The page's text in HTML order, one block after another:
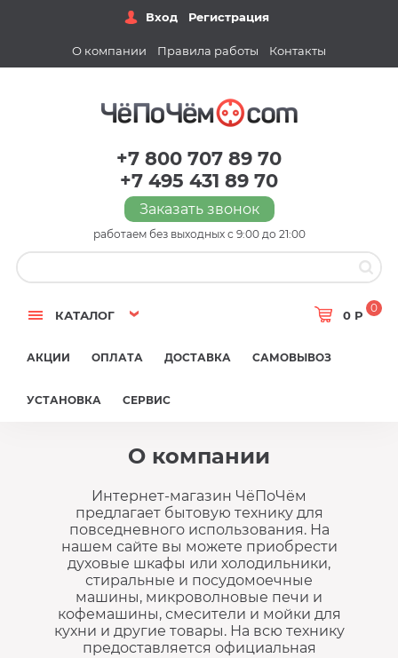
Вход Регистрация
О компании Правила работы Контакты
+7 800 707 89 70
+7 495 431 89 70
Заказать звонок
работаем без выходных с 9:00 до 21:00
КАТАЛОГ 0 Р
0
АКЦИИ ОПЛАТА ДОСТАВКА САМОВЫВОЗ
УСТАНОВКА СЕРВИС
О компании
Интернет-магазин ЧёПоЧём
предлагает бытовую технику для
повседневного использования. На
нашем сайте вы можете приобрести
духовые шкафы или холодильники,
стиральные и посудомоечные
машины, микроволновые печи и
кофемашины, смесители и мойки для
кухни и другие товары. На всю технику
предоставляется официальная